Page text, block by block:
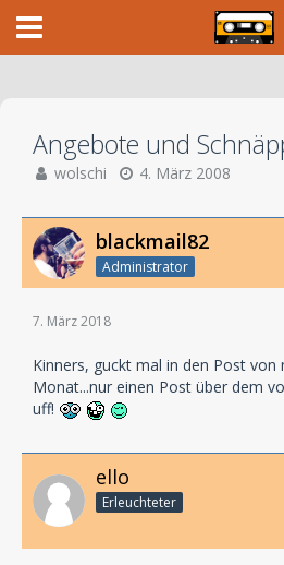
Angebote und
wolschi 4. März 2008
blackmail82
Administrator
7. März 2018
Kinners, guckt mal in den Post von
Monat...nur einen Post über dem
uff!
ello
Erleuchteter